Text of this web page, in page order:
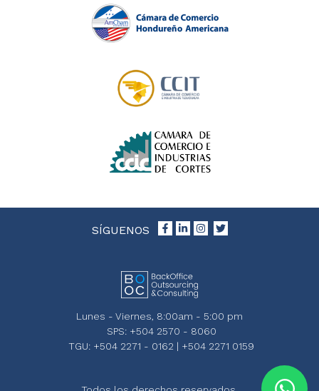
SÍGUENOS
Lunes - Viernes, 8:00am - 5:00 pm
SPS: +504 2570 - 8060
TGU: +504 2271 - 0162 | +504 2271 0159